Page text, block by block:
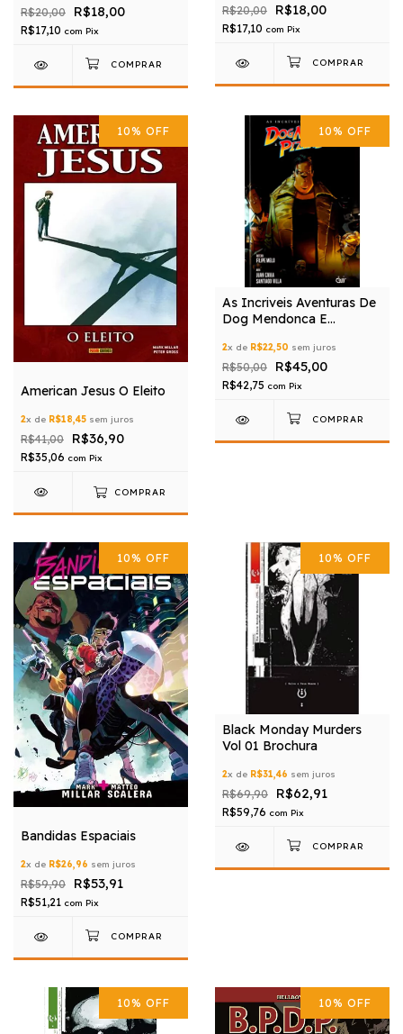
R$20,00 R$18,00
R$17,10 com Pix
R$20,00 R$18,00
R$17,10 com Pix
10% OFF
American Jesus O Eleito
2x de R$18,45 sem juros
R$41,00 R$36,90
R$35,06 com Pix
COMPRAR
10% OFF
As Incriveis Aventuras De
Dog Mendonca E
2x de R$22,50 sem juros
R$50,00 R$45,00
R$42,75 com Pix
10% OFF
Bandidas Espaciais
2x de R$26,96 sem juros
R$59,90 R$53,91
R$51,21 com Pix
10% OFF
Black Monday Murders
Vol 01 Brochura
2x de R$31,46 sem juros
R$69,90 R$62,91
R$59,76 com Pix
10% OFF 10% OFF